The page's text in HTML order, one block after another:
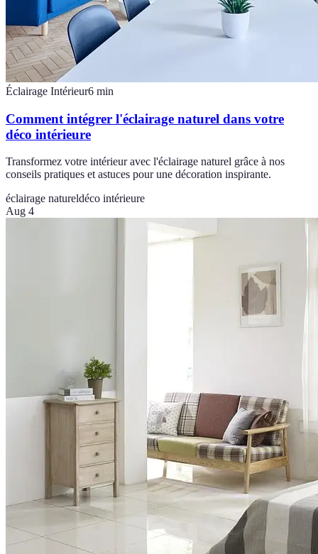
Éclairage Intérieur6 min
Comment intégrer l'éclairage naturel dans votre
déco intérieure
Transformez votre intérieur avec l'éclairage naturel grâce à nos
conseils pratiques et astuces pour une décoration inspirante.
éclairage natureldéco intérieure
Aug 4